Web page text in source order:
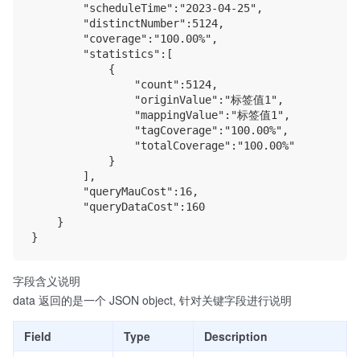
        "scheduleTime":"2023-04-25",
        "distinctNumber":5124,
        "coverage":"100.00%",
        "statistics":[
            {
                "count":5124,
                "originValue":"标签值1",
                "mappingValue":"标签值1",
                "tagCoverage":"100.00%",
                "totalCoverage":"100.00%"
            }
        ],
        "queryMauCost":16,
        "queryDataCost":160
    }
字段含义说明
data 返回的是一个 JSON object, 针对关键字段进行说明
Field Type Description